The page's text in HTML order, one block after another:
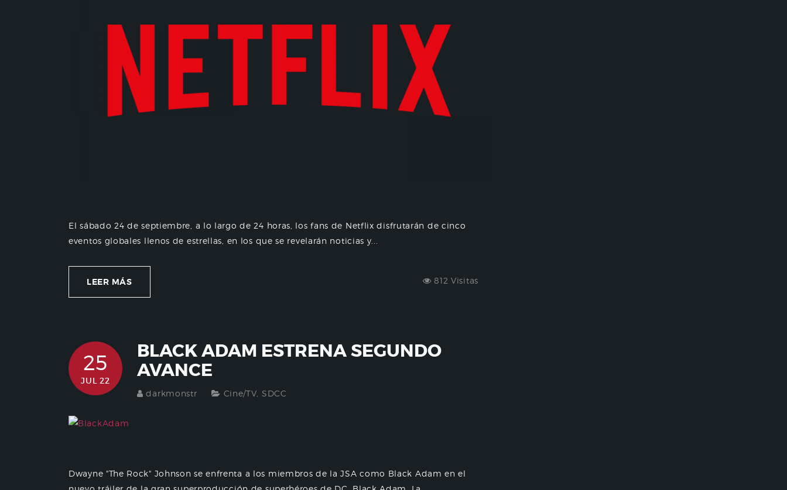
El sábado 24 de septiembre, a lo largo de 24 horas, los fans de Netflix disfrutarán de cinco
eventos globales llenos de estrellas, en los que se revelarán noticias y...
LEER MÁS 812 Visitas
25
JUL 22
BLACK ADAM ESTRENA SEGUNDO
AVANCE
darkmonstr Cine/TV SDCC
Dwayne "The Rock" Johnson se enfrenta a los miembros de la JSA como Black Adam en el